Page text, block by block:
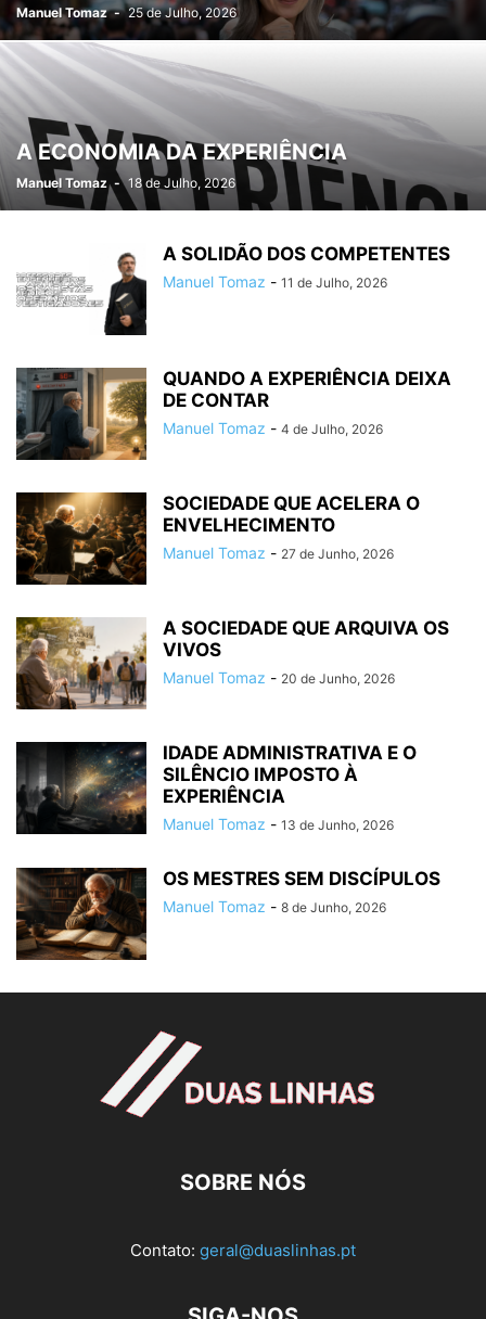
Manuel Tomaz - 25 de Julho, 2026
A ECONOMIA DA EXPERIÊNCIA
Manuel Tomaz - 18 de Julho, 2026
A SOLIDÃO DOS COMPETENTES
Manuel Tomaz - 11 de Julho, 2026
QUANDO A EXPERIÊNCIA DEIXA
DE CONTAR
Manuel Tomaz - 4 de Julho, 2026
SOCIEDADE QUE ACELERA O
ENVELHECIMENTO
Manuel Tomaz - 27 de Junho, 2026
A SOCIEDADE QUE ARQUIVA OS
VIVOS
Manuel Tomaz - 20 de Junho, 2026
IDADE ADMINISTRATIVA E O
SILÊNCIO IMPOSTO À
EXPERIÊNCIA
Manuel Tomaz - 13 de Junho, 2026
OS MESTRES SEM DISCÍPULOS
Manuel Tomaz - 8 de Junho, 2026
SOBRE NÓS
Contato: geral@duaslinhas.pt